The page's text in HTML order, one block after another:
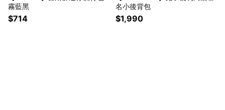
霧藍黑
$714
名小後背包
$1,990